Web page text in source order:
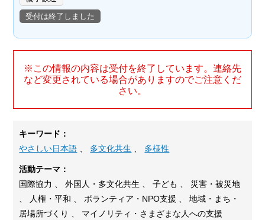
受付は終了しました
※この情報の内容は受付を終了しています。連絡先
など変更されている場合がありますのでご注意くだ
さい。
キーワード：
やさしい日本語
多文化共生 多様性
活動テーマ：
国際協力 、 外国人・多文化共生 、 子ども 、 災害・被災地
、 人権・平和 、 ボランティア・NPO支援 、 地域・まち・
居場所づくり 、 マイノリティ・さまざまな人への支援